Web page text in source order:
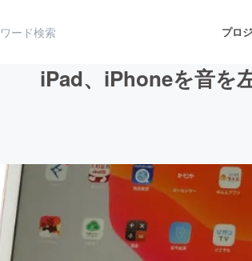
プロ
ト・写真 音楽
ノロジー・ガジェット ゲーム・
iPad、iPhoneを音を